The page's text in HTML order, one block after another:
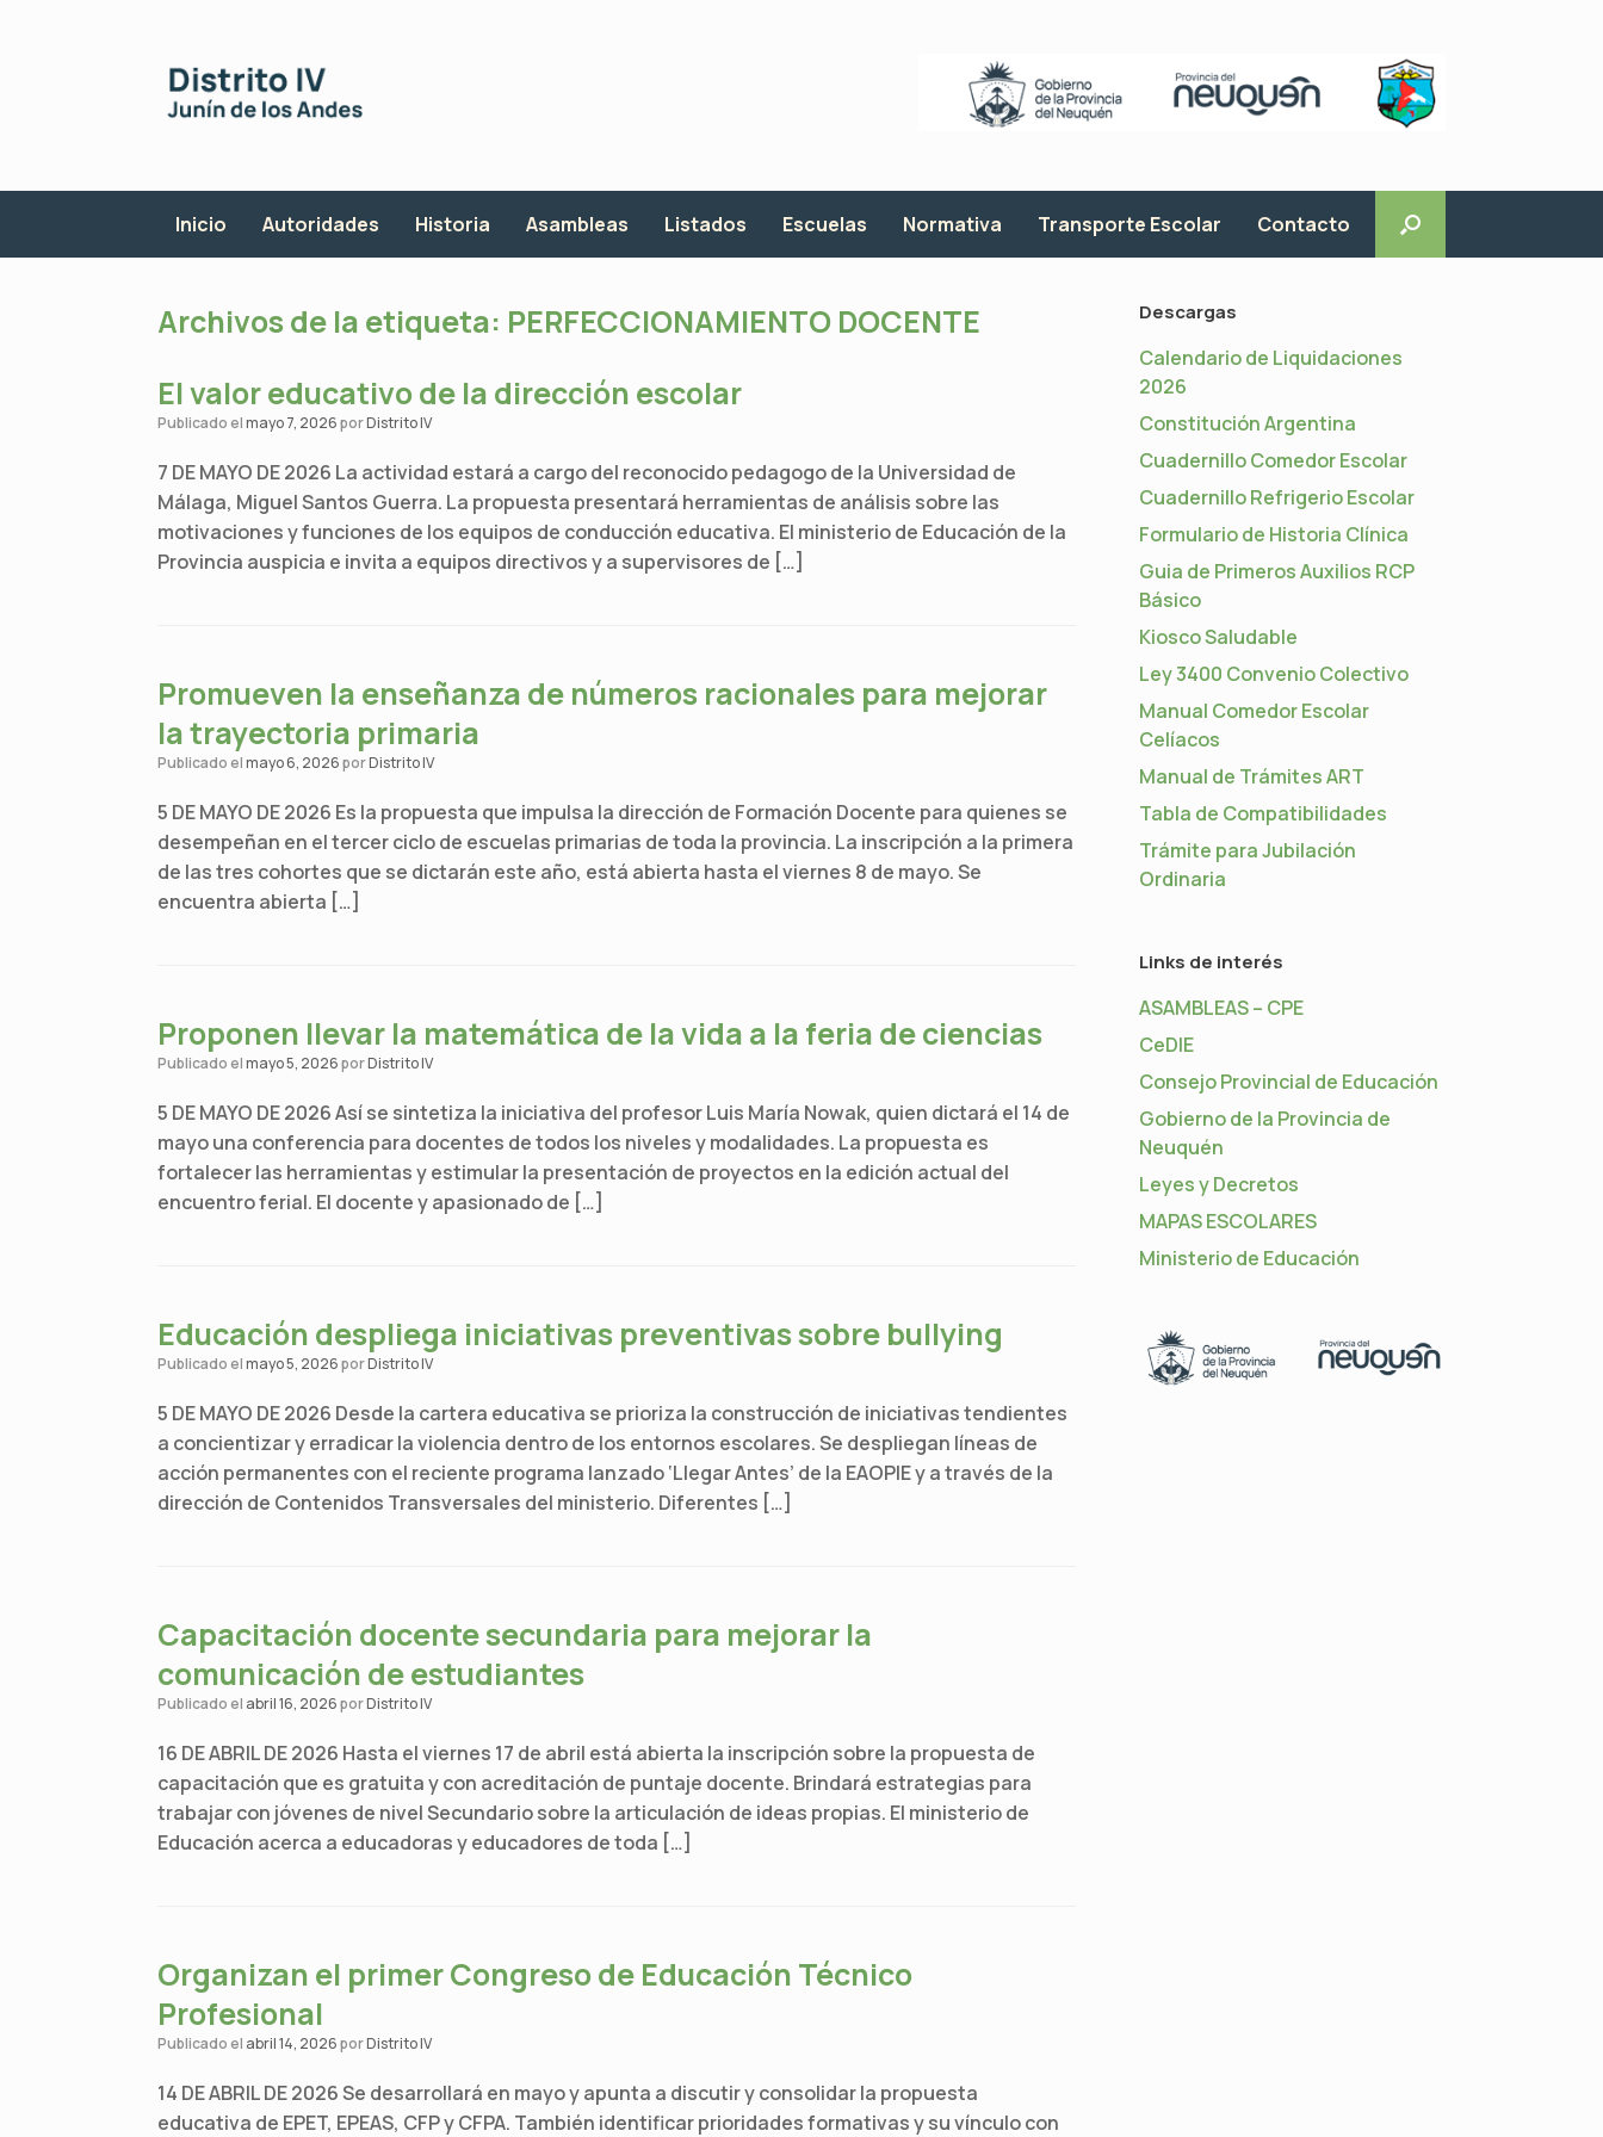
Inicio Autoridades Historia Asambleas Listados Escuelas Normativa Transporte Escolar Contacto
Archivos de la etiqueta: PERFECCIONAMIENTO DOCENTE
El valor educativo de la dirección escolar
Publicado elmayo 7, 2026porDistrito IV
7 DE MAYO DE 2026 La actividad estará a cargo del reconocido pedagogo de la Universidad de
Málaga, Miguel Santos Guerra. La propuesta presentará herramientas de análisis sobre las
motivaciones y funciones de los equipos de conducción educativa. El ministerio de Educación de la
Provincia auspicia e invita a equipos directivos y a supervisores de […]
Promueven la enseñanza de números racionales para mejorar
la trayectoria primaria
Publicado elmayo 6, 2026porDistrito IV
5 DE MAYO DE 2026 Es la propuesta que impulsa la dirección de Formación Docente para quienes se
desempeñan en el tercer ciclo de escuelas primarias de toda la provincia. La inscripción a la primera
de las tres cohortes que se dictarán este año, está abierta hasta el viernes 8 de mayo. Se
encuentra abierta […]
Proponen llevar la matemática de la vida a la feria de ciencias
Publicado elmayo 5, 2026porDistrito IV
5 DE MAYO DE 2026 Así se sintetiza la iniciativa del profesor Luis María Nowak, quien dictará el 14 de
mayo una conferencia para docentes de todos los niveles y modalidades. La propuesta es
fortalecer las herramientas y estimular la presentación de proyectos en la edición actual del
encuentro ferial. El docente y apasionado de […]
Educación despliega iniciativas preventivas sobre bullying
Publicado elmayo 5, 2026porDistrito IV
5 DE MAYO DE 2026 Desde la cartera educativa se prioriza la construcción de iniciativas tendientes
a concientizar y erradicar la violencia dentro de los entornos escolares. Se despliegan líneas de
acción permanentes con el reciente programa lanzado ‘Llegar Antes’ de la EAOPIE y a través de la
dirección de Contenidos Transversales del ministerio. Diferentes […]
Capacitación docente secundaria para mejorar la
comunicación de estudiantes
Publicado el abril 16, 2026porDistrito IV
16 DE ABRIL DE 2026 Hasta el viernes 17 de abril está abierta la inscripción sobre la propuesta de
capacitación que es gratuita y con acreditación de puntaje docente. Brindará estrategias para
trabajar con jóvenes de nivel Secundario sobre la articulación de ideas propias. El ministerio de
Educación acerca a educadoras y educadores de toda […]
Organizan el primer Congreso de Educación Técnico
Profesional
Publicado el abril 14, 2026porDistrito IV
14 DE ABRIL DE 2026 Se desarrollará en mayo y apunta a discutir y consolidar la propuesta
educativa de EPET, EPEAS, CFP y CFPA. También identificar prioridades formativas y su vínculo con
Descargas
Calendario de Liquidaciones
2026
Constitución Argentina
Cuadernillo Comedor Escolar
Cuadernillo Refrigerio Escolar
Formulario de Historia Clínica
Guia de Primeros Auxilios RCP
Básico
Kiosco Saludable
Ley 3400 Convenio Colectivo
Manual Comedor Escolar
Celíacos
Manual de Trámites ART
Tabla de Compatibilidades
Trámite para Jubilación
Ordinaria
Links de interés
ASAMBLEAS – CPE
CeDIE
Consejo Provincial de Educación
Gobierno de la Provincia de
Neuquén
Leyes y Decretos
MAPAS ESCOLARES
Ministerio de Educación